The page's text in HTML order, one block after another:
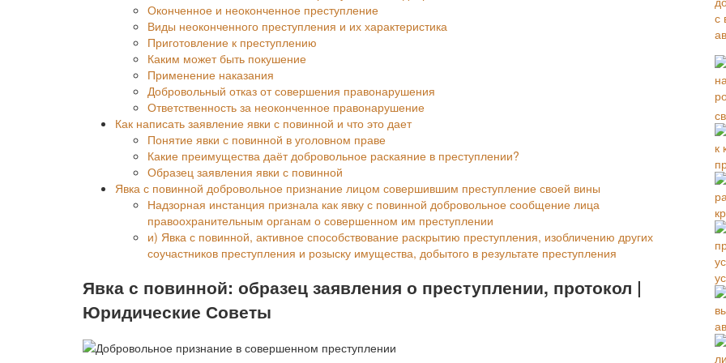
Оконченное и неоконченное преступление
Виды неоконченного преступления и их характеристика
Приготовление к преступлению
Каким может быть покушение
Применение наказания
Добровольный отказ от совершения правонарушения
Ответственность за неоконченное правонарушение
Как написать заявление явки с повинной и что это дает
Понятие явки с повинной в уголовном праве
Какие преимущества даёт добровольное раскаяние в преступлении?
Образец заявления явки с повинной
Явка с повинной добровольное признание лицом совершившим преступление своей вины
Надзорная инстанция признала как явку с повинной добровольное сообщение лица
правоохранительным органам о совершенном им преступлении
и) Явка с повинной, активное способствование раскрытию преступления, изобличению других
соучастников преступления и розыску имущества, добытого в результате преступления
Явка с повинной: образец заявления о преступлении, протокол |
Юридические Советы